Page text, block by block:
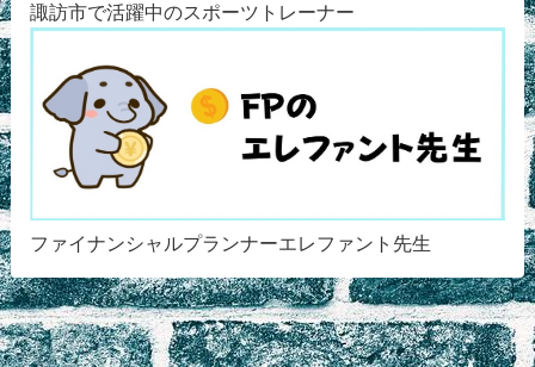
諏訪市で活躍中のスポーツトレーナー
ファイナンシャルプランナーエレファント先生